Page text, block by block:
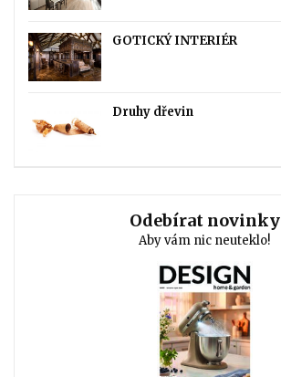
GOTICKÝ INTERIÉR
Druhy dřevin
Odebírat novinky
Aby vám nic neuteklo!